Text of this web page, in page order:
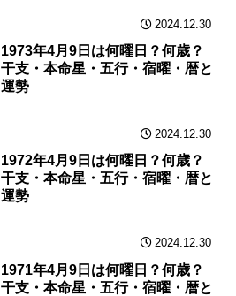
2024.12.30
1973年4月9日は何曜日？何歳？
干支・本命星・五行・宿曜・暦と
運勢
2024.12.30
1972年4月9日は何曜日？何歳？
干支・本命星・五行・宿曜・暦と
運勢
2024.12.30
1971年4月9日は何曜日？何歳？
干支・本命星・五行・宿曜・暦と